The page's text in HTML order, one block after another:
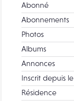
Abonné
Abonnements
Photos
Albums
Annonces
Inscrit depuis le
Résidence